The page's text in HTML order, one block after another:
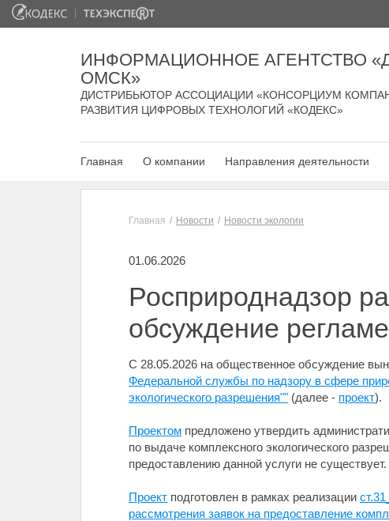
ИНФОРМАЦИОННОЕ АГЕНТСТВО
ОМСК»
ДИСТРИБЬЮТОР АССОЦИАЦИИ «КОНСОРЦИУМ
РАЗВИТИЯ ЦИФРОВЫХ ТЕХНОЛОГИЙ «КОДЕКС»
Главная О компании Направления деятельности
Главная Новости Новости экологии
01.06.2026
Росприроднадзор
обсуждение
С 28.05.2026 на общественное обсуждение
Федеральной службы по надзору в сфере
экологического разрешения"" (далее - проект).
Проектом предложено утвердить
по выдаче комплексного экологического
предоставлению данной услуги не существует.
Проект подготовлен в рамках реализации
рассмотрения заявок на предоставление